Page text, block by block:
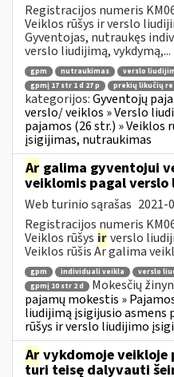
Registracijos numeris
Veiklos rūšys ir verslo
Gyventojas, nutraukęs
verslo liudijimą, vykdymą,...
gpm nutraukimas verslo
gpmį 17 str 1 d 27 p
prekių likučių
kategorijos:Gyventojų
verslo/ veiklos » Verslo
pajamos (26 str.) » Veiklos
įsigijimas, nutraukimas
Ar galima gyventojui
veiklomis pagal verslo
Web turinio sąrašas 2021-
Registracijos numeris
Veiklos rūšys irverslo
Veiklos rūšis Ar galima
gpm individuali veikla verslo
gpmį 10 str 2 d
Mokesčių
pajamų mokestis »
liudijimą įsigijusio asmens
rūšys ir verslo liudijimo
Ar vykdomoje veikloje
turi teisę dalyvauti